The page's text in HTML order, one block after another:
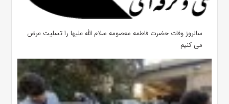
سالروز وفات حضرت فاطمه معصومه سلام الله علیها را تسلیت عرض
می کنیم